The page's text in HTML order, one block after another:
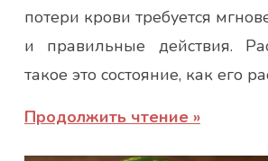
потери крови требуется
и правильные действия.
такое это состояние, как его
Продолжить чтение